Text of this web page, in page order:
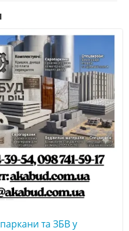
та ЗБВ у